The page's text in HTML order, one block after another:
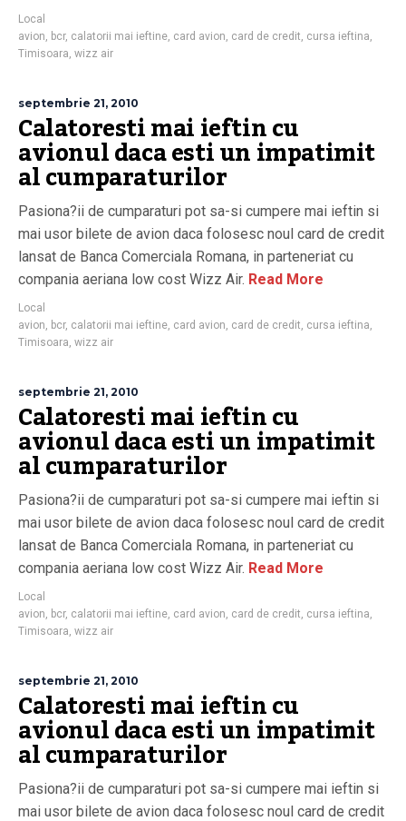
Local
avion, bcr, calatorii mai ieftine, card avion, card de credit, cursa ieftina,
Timisoara, wizz air
septembrie 21, 2010
Calatoresti mai ieftin cu
avionul daca esti un impatimit
al cumparaturilor
Pasiona?ii de cumparaturi pot sa-si cumpere mai ieftin si
mai usor bilete de avion daca folosesc noul card de credit
lansat de Banca Comerciala Romana, in parteneriat cu
compania aeriana low cost Wizz Air. Read More
Local
avion, bcr, calatorii mai ieftine, card avion, card de credit, cursa ieftina,
Timisoara, wizz air
septembrie 21, 2010
Calatoresti mai ieftin cu
avionul daca esti un impatimit
al cumparaturilor
Pasiona?ii de cumparaturi pot sa-si cumpere mai ieftin si
mai usor bilete de avion daca folosesc noul card de credit
lansat de Banca Comerciala Romana, in parteneriat cu
compania aeriana low cost Wizz Air. Read More
Local
avion, bcr, calatorii mai ieftine, card avion, card de credit, cursa ieftina,
Timisoara, wizz air
septembrie 21, 2010
Calatoresti mai ieftin cu
avionul daca esti un impatimit
al cumparaturilor
Pasiona?ii de cumparaturi pot sa-si cumpere mai ieftin si
mai usor bilete de avion daca folosesc noul card de credit